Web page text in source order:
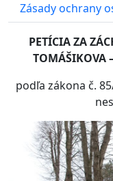
Zásady ochrany
PETÍCIAZA
TOMÁŠIKOVA
podľa zákona č.